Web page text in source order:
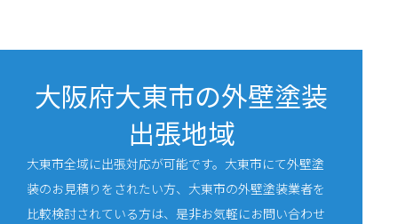
大阪府大東市の外壁塗装
出張地域
大東市全域に出張対応が可能です。大東市にて外壁塗
装のお見積りをされたい方、大東市の外壁塗装業者を
比較検討されている方は、是非お気軽にお問い合わせ